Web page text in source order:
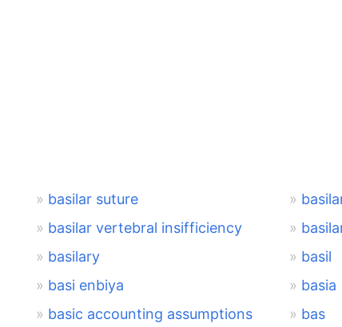
basilar suture
basilar vertebral insifficiency
basilary
basil
basi enbiya
basia
basic accounting assumptions
bas